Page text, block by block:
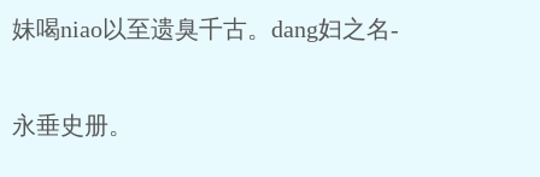
妹喝niao以至遗臭千古。dang妇之名-
永垂史册。